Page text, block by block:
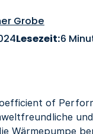
Grobe
Lesezeit:6
of
Wärmepumpe